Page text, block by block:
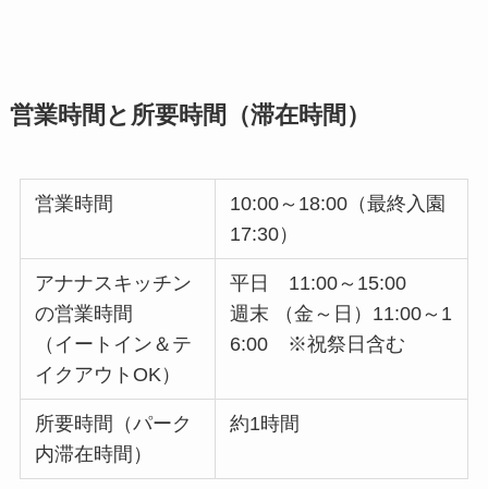
営業時間と所要時間（滞在時間）
営業時間
10:00～18:00（最終入園
17:30）
アナナスキッチン
の営業時間
（イートイン＆テ
イクアウトOK）
平日 11:00～15:00
週末 （金～日）11:00～1
6:00 ※祝祭日含む
所要時間（パーク
内滞在時間）
約1時間